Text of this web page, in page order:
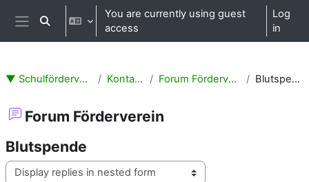
Skip to main content
Side panel
Toggle search input
You are currently using guest
access
Log
in
▼ Schulförderverein Kontakte Forum Förderverein Blutspende
Forum Förderverein
Blutspende
Display mode